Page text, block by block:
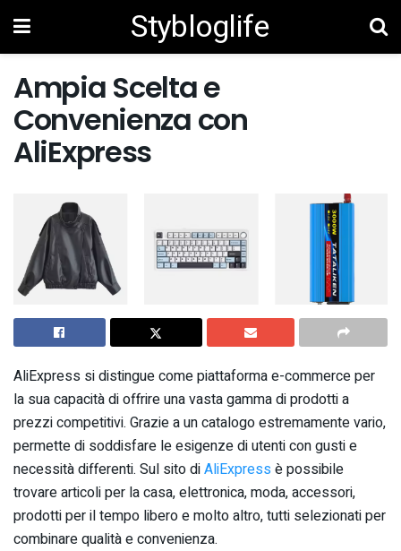
Stybloglife
Ampia Scelta e
Convenienza con
AliExpress
AliExpress si distingue come piattaforma e-commerce per
la sua capacità di offrire una vasta gamma di prodotti a
prezzi competitivi. Grazie a un catalogo estremamente vario,
permette di soddisfare le esigenze di utenti con gusti e
necessità differenti. Sul sito diAliExpress è possibile
trovare articoli per la casa, elettronica, moda, accessori,
prodotti per il tempo libero e molto altro, tutti selezionati per
combinare qualità e convenienza.